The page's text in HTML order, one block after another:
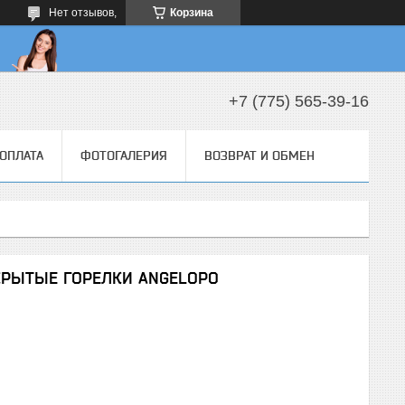
Корзина
Нет отзывов,
+7 (775) 565-39-16
ФОТОГАЛЕРИЯ ВОЗВРАТ И ОБМЕН
ГОРЕЛКИ ANGELOPO